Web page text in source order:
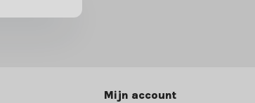
Mijn account